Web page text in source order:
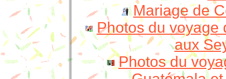
Mariage de
Photos du voyage
aux
Photos du